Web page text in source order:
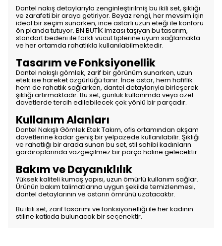
Dantel nakış detaylarıyla zenginleştirilmiş bu ikili set, şıklığı
ve zarafeti bir araya getiriyor. Beyaz rengi, her mevsim için
ideal bir seçim sunarken, ince astarlı uzun eteği ile konforu
ön planda tutuyor. BN BUTİK imzası taşıyan bu tasarım,
standart bedeni ile farklı vücut tiplerine uyum sağlamakta
ve her ortamda rahatlıkla kullanılabilmektedir.
Tasarım ve Fonksiyonellik
Dantel nakışlı gömlek, zarif bir görünüm sunarken, uzun
etek ise hareket özgürlüğü tanır. İnce astar, hem hafiflik
hem de rahatlık sağlarken, dantel detaylarıyla birleşerek
şıklığı artırmaktadır. Bu set, günlük kullanımda veya özel
davetlerde tercih edilebilecek çok yönlü bir parçadır.
Kullanım Alanları
Dantel Nakışlı Gömlek Etek Takım, ofis ortamından akşam
davetlerine kadar geniş bir yelpazede kullanılabilir. Şıklığı
ve rahatlığı bir arada sunan bu set, stil sahibi kadınların
gardıroplarında vazgeçilmez bir parça haline gelecektir.
Bakım ve Dayanıklılık
Yüksek kaliteli kumaş yapısı, uzun ömürlü kullanım sağlar.
Ürünün bakım talimatlarına uygun şekilde temizlenmesi,
dantel detaylarının ve astarın ömrünü uzatacaktır.
Bu ikili set, zarif tasarımı ve fonksiyonelliği ile her kadının
stiline katkıda bulunacak bir seçenektir.